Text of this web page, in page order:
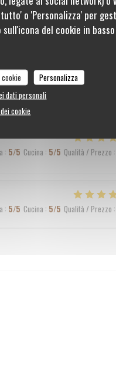
o 'Personalizza' per
del cookie in
Personalizza
dati personali
cookie
: 5/5 Cucina : 5/5 Qualità / Prezzo :
: 5/5 Cucina : 5/5 Qualità / Prezzo :